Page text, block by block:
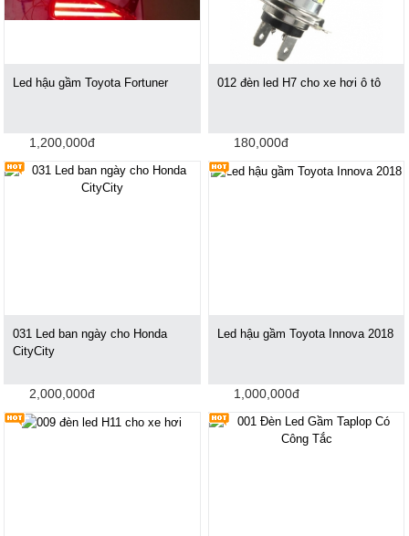
Led hậu gầm Toyota Fortuner
1,200,000đ
012 đèn led H7 cho xe hơi ô tô
180,000đ
031 Led ban ngày cho Honda
CityCity
2,000,000đ
Led hậu gầm Toyota Innova 2018
1,000,000đ